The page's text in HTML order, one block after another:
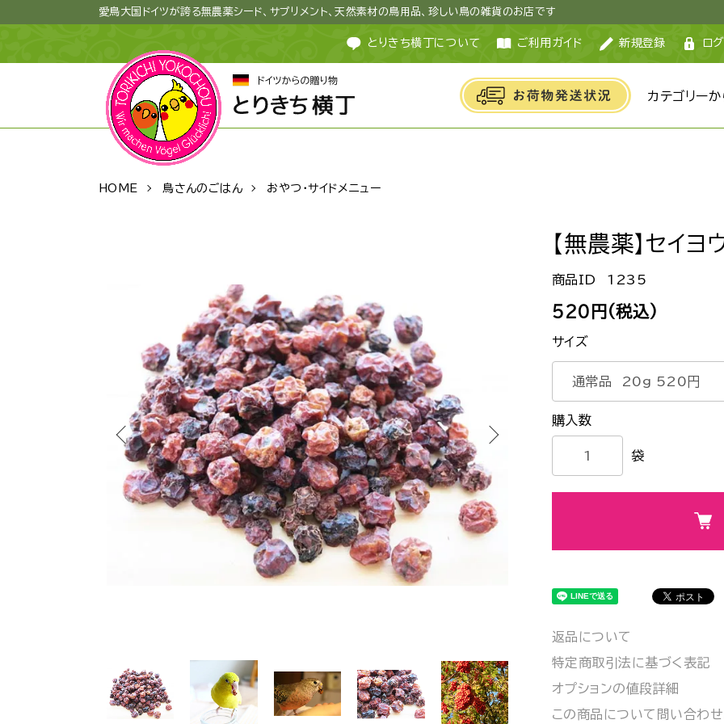
愛鳥大国ドイツが誇る無農薬シード、サプリメント、天然素材の鳥用品、珍しい鳥の雑貨のお店です
とりきち横丁について ご利用ガイド 新規登録 ロ
カテゴリー
HOME 鳥さんのごはん おやつ・サイドメニュー
【無農薬】セイ
1235
520円(税込)
サイズ
袋
返品について
特定商取引法に基づく表記
オプションの値段詳細
この商品について問い合わせ